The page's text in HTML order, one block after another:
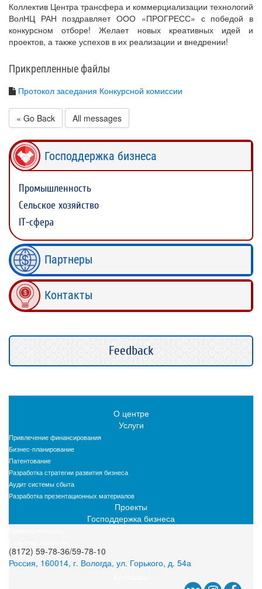
Коллектив Центра трансфера и коммерциализации технологий
ВолНЦ РАН поздравляет ООО «ПРОГРЕСС» с победой в
конкурсном отборе! Желает новых креативных идей и
проектов, а также успехов в их реализации и внедрении!
Прикрепленные файлы
Протокол заседания Конкурсной комиссии
« Go Back All messages
Господдержка бизнеса
Промышленность
Сельское хозяйство
IT-сфера
Партнеры
Контакты
Feedback
О центре
Услуги
Привлечение финансирования
Бизнес-планирование
Патентование
Разработка стратегии развития бизнеса
Аудит системы сбыта
Разработка презентационных материалов
Проекты
Господдержка бизнеса
IT-сфера
Партнеры
(8172) 59-78-36/59-78-10
Россия, 160014, г. Вологда, ул. Горького, д. 54а